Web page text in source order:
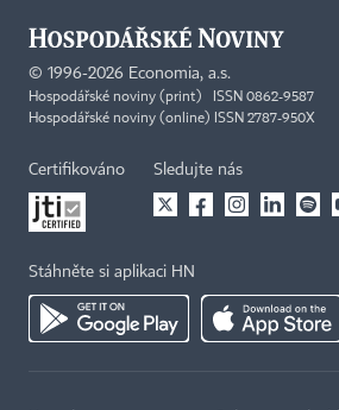
© 1996-2026 Economia, a.s.
Hospodářské noviny (print) ISSN 0862-9587
Hospodářské noviny (online) ISSN 2787-950X
Certifikováno Sledujte nás
Stáhněte si aplikaci HN